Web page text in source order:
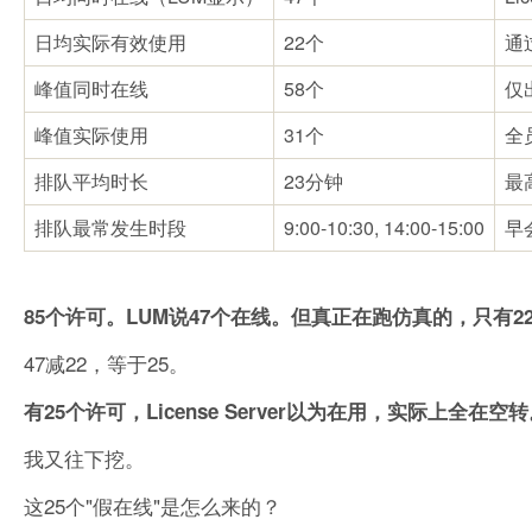
日均实际有效使用
22个
通
峰值同时在线
58个
仅
峰值实际使用
31个
全
排队平均时长
23分钟
最
排队最常发生时段
9:00-10:30, 14:00-15:00 早
85个许可。LUM说47个在线。但真正在跑仿真的，只有
47减22，等于25。
有25个许可，License Server以为在用，实际上全在空
我又往下挖。
这25个"假在线"是怎么来的？